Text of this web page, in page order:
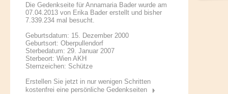
Die Gedenkseite für Annamaria Bader wurde am
07.04.2013 von Erika Bader erstellt und bisher
7.339.234 mal besucht.
Geburtsdatum: 15. Dezember 2000
Geburtsort: Oberpullendorf
Sterbedatum: 29. Januar 2007
Sterbeort: Wien AKH
Sternzeichen: Schütze
Erstellen Sie jetzt in nur wenigen Schritten
kostenfrei eine persönliche Gedenkseiten